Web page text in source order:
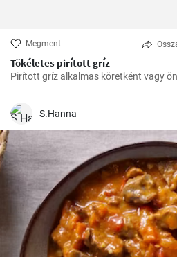
Megment
Tökéletes pirított gríz
Pirított gríz alkalmas köretként vagy
S.Hanna